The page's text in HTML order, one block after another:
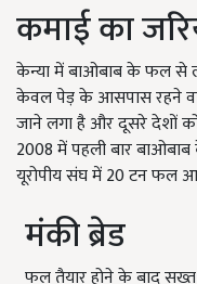
कमाई का
केन्या में बाओबाब के फल से
केवल पेड़ के आसपास रहने
जाने लगा है और दूसरे देशों को
2008में पहली बार
यूरोपीय संघ में20टन फल
मंकी ब्रेड